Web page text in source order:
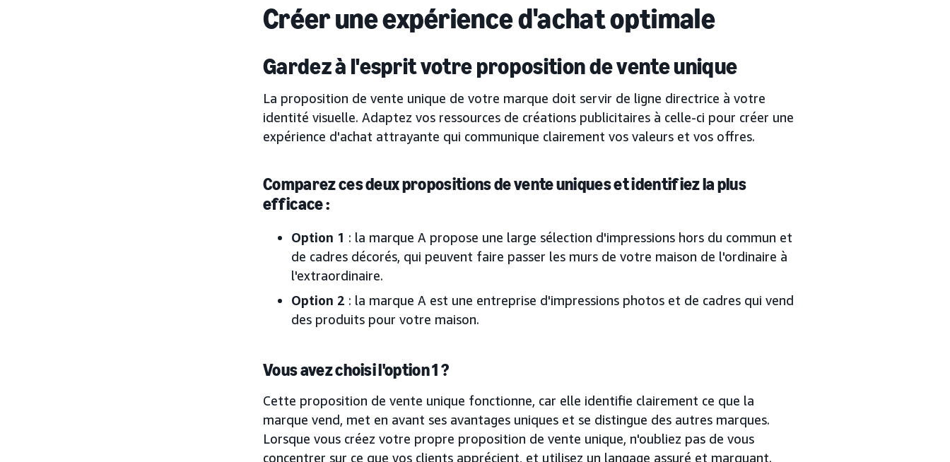
Créer une expérience d'achat optimale
Gardez à l'esprit votre proposition de vente unique
La proposition de vente unique de votre marque doit servir de ligne directrice à votre
identité visuelle. Adaptez vos ressources de créations publicitaires à celle-ci pour créer une
expérience d'achat attrayante qui communique clairement vos valeurs et vos offres.
Comparez ces deux propositions de vente uniques et identifiez la plus
efficace :
Option 1 : la marque A propose une large sélection d'impressions hors du commun et
de cadres décorés, qui peuvent faire passer les murs de votre maison de l'ordinaire à
l'extraordinaire.
Option 2 : la marque A est une entreprise d'impressions photos et de cadres qui vend
des produits pour votre maison.
Vous avez choisi l'option 1 ?
Cette proposition de vente unique fonctionne, car elle identifie clairement ce que la
marque vend, met en avant ses avantages uniques et se distingue des autres marques.
Lorsque vous créez votre propre proposition de vente unique, n'oubliez pas de vous
concentrer sur ce que vos clients apprécient, et utilisez un langage assuré et marquant.